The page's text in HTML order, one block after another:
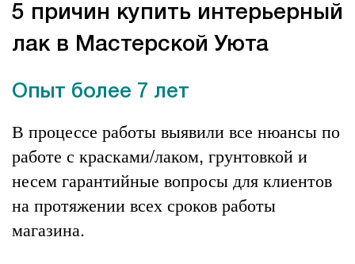
5 причин купить интерьерный
лак в Мастерской Уюта
Опыт более 7 лет
В процессе работы выявили все нюансы по
работе с красками/лаком, грунтовкой и
несем гарантийные вопросы для клиентов
на протяжении всех сроков работы
магазина.